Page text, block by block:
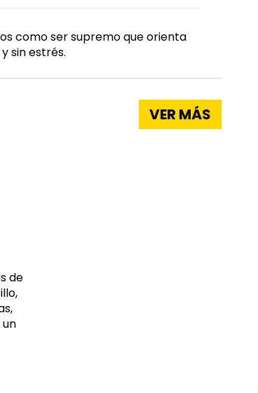
como ser supremo que orienta
sin estrés.
de
VER MÁS